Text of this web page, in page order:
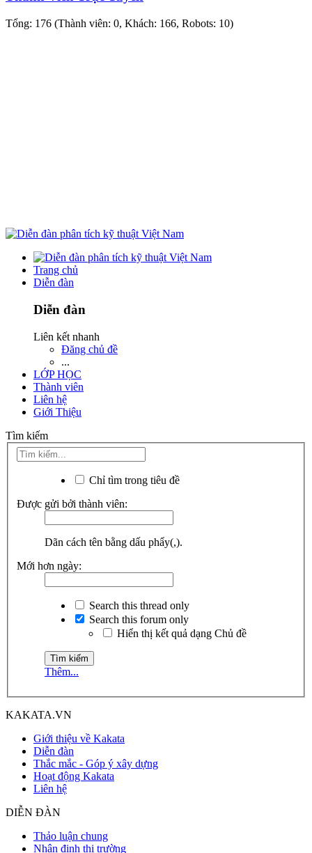
Tổng: 176 (Thành viên: 0, Khách: 166, Robots: 10)
Trang chủ
Diễn đàn
Diễn đàn
Liên kết nhanh
Đăng chủ đề
...
LỚP HỌC
Thành viên
Liên hệ
Giới Thiệu
Tìm kiếm
Chỉ tìm trong tiêu đề
Được gửi bởi thành viên:
Dãn cách tên bằng dấu phẩy(,).
Mới hơn ngày:
Search this thread only
Search this forum only
Hiển thị kết quả dạng Chủ đề
Thêm...
KAKATA.VN
Giới thiệu về Kakata
Diễn đàn
Thắc mắc - Góp ý xây dựng
Hoạt động Kakata
Liên hệ
DIỄN ĐÀN
Thảo luận chung
Nhận định thị trường